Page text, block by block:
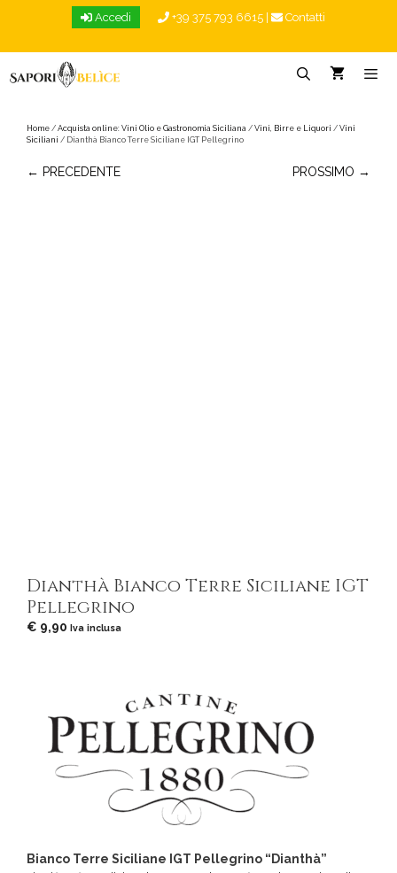
Accedi +39 375 793 6615 Contatti
Home / Acquista online: Vini Olio e Gastronomia Siciliana / Vini, Birre e Liquori / Vini
Siciliani / Dianthà Bianco Terre Siciliane IGT Pellegrino
← PRECEDENTE PROSSIMO →
Dianthà Bianco Terre Siciliane IGT
Pellegrino
€ 9,90 Iva inclusa
Bianco Terre Siciliane IGT Pellegrino “Dianthà”